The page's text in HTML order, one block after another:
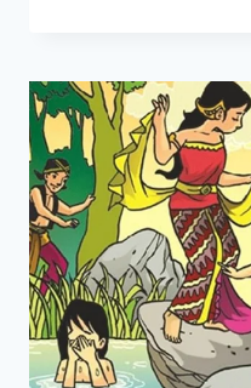
PENUH
DARI
JAWA
TENGAH